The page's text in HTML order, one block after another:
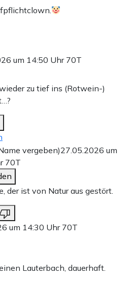
um 14:50 Uhr 70T
zu tief ins (Rotwein-)
vergeben)27.05.2026 um
70T
der ist von Natur aus gestört.
um 14:30 Uhr 70T
Lauterbach, dauerhaft.